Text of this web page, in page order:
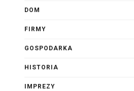
DOM
FIRMY
GOSPODARKA
HISTORIA
IMPREZY